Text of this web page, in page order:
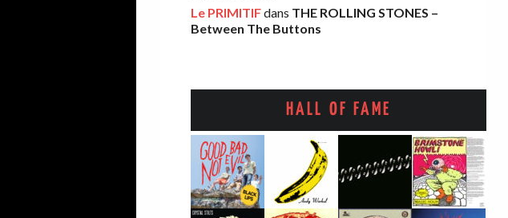
Le PRIMITIFdans THE ROLLING STONES –
Between The Buttons
HALL OF FAME